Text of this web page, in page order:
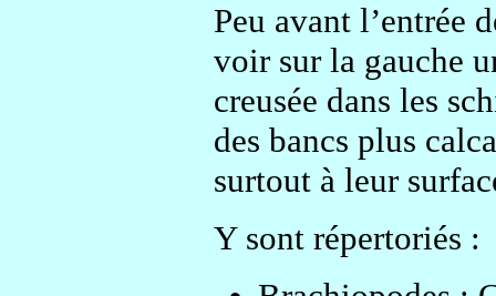
Peu avant l’entrée
voir sur la gauche
creusée dans les
des bancs plus
surtout à leur
Y sont répertoriés :